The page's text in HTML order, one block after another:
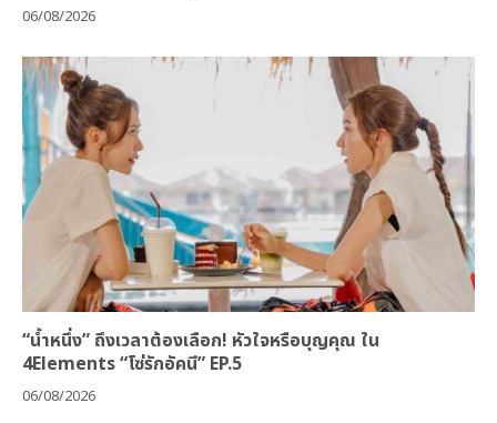
06/08/2026
“น้ำหนึ่ง” ถึงเวลาต้องเลือก! หัวใจหรือบุญคุณ ใน
4Elements “โซ่รักอัคนี” EP.5
06/08/2026